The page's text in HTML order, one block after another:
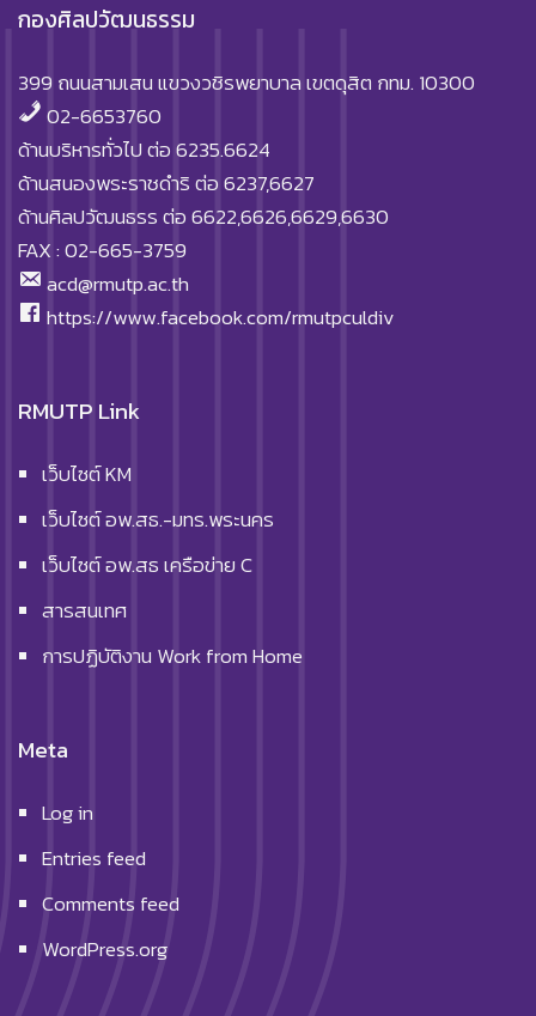
กองศิลปวัฒนธรรม
399 ถนนสามเสน แขวงวชิรพยาบาล เขตดุสิต กทม. 10300
02-6653760
ด้านบริหารทั่วไป ต่อ 6235.6624
ด้านสนองพระราชดำริ ต่อ 6237,6627
ด้านศิลปวัฒนธรร ต่อ 6622,6626,6629,6630
FAX : 02-665-3759
acd@rmutp.ac.th
https://www.facebook.com/rmutpculdiv
RMUTP Link
เว็บไซต์ KM
เว็บไซต์ อพ.สธ.-มทร.พระนคร
เว็บไซต์ อพ.สธ เครือข่าย C
สารสนเทศ
การปฏิบัติงาน Work from Home
Meta
Log in
Entries feed
Comments feed
WordPress.org